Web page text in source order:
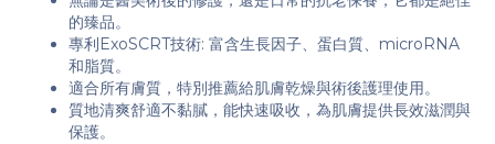
的臻品。
專利ExoSCRT技術: 富含生長因子、蛋白質、microRNA
和脂質。
適合所有膚質，特別推薦給肌膚乾燥與術後護理使用。
質地清爽舒適不黏膩，能快速吸收，為肌膚提供長效滋潤與
保護。